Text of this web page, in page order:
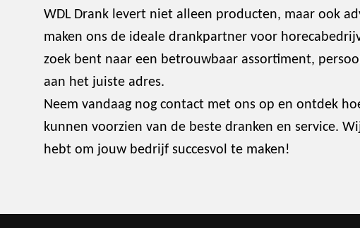
WDL Drank levert niet alleen producten, maar ook
maken ons de ideale drankpartner voor
zoek bent naar een betrouwbaar assortiment,
aan het juiste adres.
Neem vandaag nog contact met ons op en ontdek
kunnen voorzien van de beste dranken en service.
hebt om jouw bedrijf succesvol te maken!